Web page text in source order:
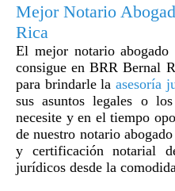
Mejor Notario
Rica
El mejor notario
consigue en BRR Bernal
para brindarle la asesoría
sus asuntos legales o
necesite y en el tiempo
de nuestro notario
y certificación notarial
jurídicos desde la